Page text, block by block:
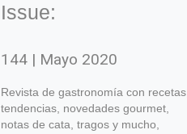
Issue:
144 | Mayo 2020
Revista de gastronomía con recetas,
tendencias, novedades gourmet,
notas de cata, tragos y mucho,